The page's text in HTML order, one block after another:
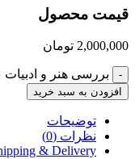
قیمت محصول
2,000,000 تومان
- بررسی هنر و ادبیات
افزودن به سبد خرید
توضیحات
نظرات (0)
& Delivery